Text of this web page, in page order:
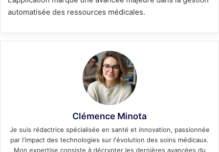
automatisée des ressources médicales.
Clémence Minota
Je suis rédactrice spécialisée en santé et innovation, passionnée
par l'impact des technologies sur l'évolution des soins médicaux.
Mon expertise consiste à décrypter les dernières avancées du